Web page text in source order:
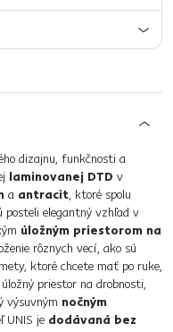
dizajnu, funkčnosti a
laminovanej DTD v
a antracit, ktoré spolu
elegantný vzhľad v
úložným priestorom na
rôznych vecí, ako sú
ktoré chcete mať po ruke,
priestor na drobnosti,
výsuvným nočným
UNIS je dodávaná bez